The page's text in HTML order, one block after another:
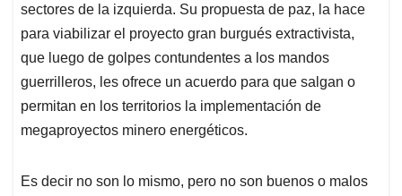
sectores de la izquierda. Su propuesta de paz, la hace
para viabilizar el proyecto gran burgués extractivista,
que luego de golpes contundentes a los mandos
guerrilleros, les ofrece un acuerdo para que salgan o
permitan en los territorios la implementación de
megaproyectos minero energéticos.
Es decir no son lo mismo, pero no son buenos o malos